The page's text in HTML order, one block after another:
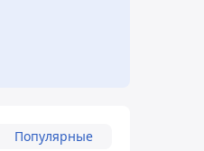
Популярные